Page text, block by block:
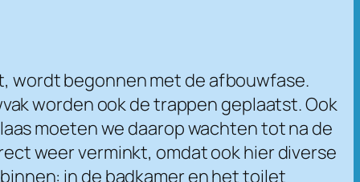
wordt begonnen met de afbouwfase.
worden ook de trappen geplaatst. Ook
moeten we daarop wachten tot na de
weer verminkt, omdat ook hier diverse
in de badkamer en het toilet